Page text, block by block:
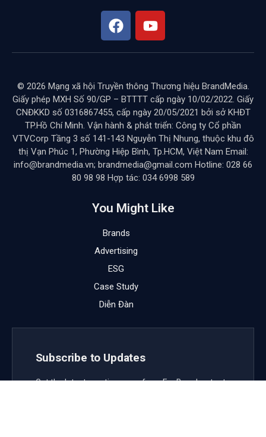
© 2026 Mạng xã hội Truyền thông Thương hiệu BrandMedia.
Giấy phép MXH Số 90/GP – BTTTT cấp ngày 10/02/2022. Giấy
CNĐKKD số 0316867455, cấp ngày 20/05/2021 bởi sở KHĐT
TP.Hồ Chí Minh. Vận hành & phát triển: Công ty Cổ phần
VTVCorp Tầng 3 số 141-143 Nguyễn Thị Nhung, thuộc khu đô
thị Vạn Phúc 1, Phường Hiệp Bình, Tp.HCM, Việt Nam Email:
info@brandmedia.vn; brandmedia@gmail.com Hotline: 028 66
80 98 98 Hợp tác: 034 6998 589
You Might Like
Brands
Advertising
ESG
Case Study
Diễn Đàn
Subscribe to Updates
Get the latest creative news from FooBar about art,